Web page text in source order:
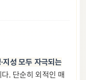
지성 모두 자극되는
. 단순히 외적인 매